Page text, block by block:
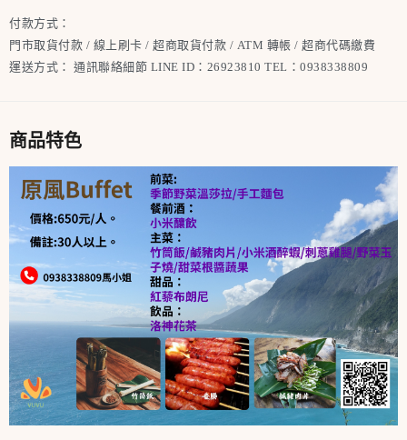
付款方式：
門市取貨付款 / 線上刷卡 / 超商取貨付款 / ATM 轉帳 / 超商代碼繳費
運送方式： 通訊聯絡細節 LINE ID：26923810 TEL：0938338809
商品特色